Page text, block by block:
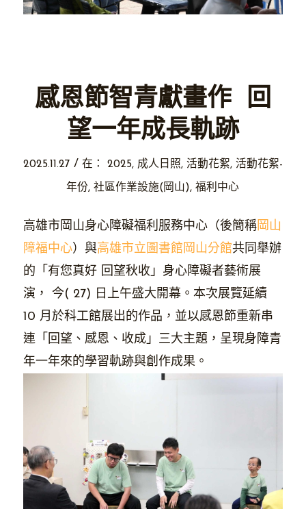
感恩節智青獻畫作 回
望一年成長軌跡
2025.11.27 / 在： 2025, 成人日照, 活動花絮, 活動花絮-
年份,社區作業設施(岡山),福利中心
高雄市岡山身心障礙福利服務中心（後簡稱岡山
障福中心）與高雄市立圖書館岡山分館共同舉辦
的「有您真好 回望秋收」身心障礙者藝術展
演， 今( 27) 日上午盛大開幕。本次展覽延續
10 月於科工館展出的作品，並以感恩節重新串
連「回望、感恩、收成」三大主題，呈現身障青
年一年來的學習軌跡與創作成果。